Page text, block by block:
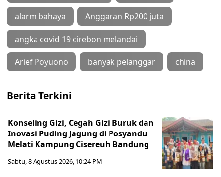
alarm bahaya Anggaran Rp200 juta
angka covid 19 cirebon melandai
Arief Poyuono banyak pelanggar china
Berita Terkini
Konseling Gizi, Cegah Gizi Buruk dan
Inovasi Puding Jagung di Posyandu
Melati Kampung Cisereuh Bandung
Sabtu, 8 Agustus 2026, 10:24 PM